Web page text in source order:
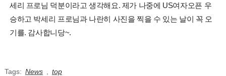
세리 프로님 덕분이라고 생각해요. 제가 나중에 US여자오픈 우
승하고 박세리 프로님과 나란히 사진을 찍을 수 있는 날이 꼭 오
기를. 감사합니당~.
Tags: News top